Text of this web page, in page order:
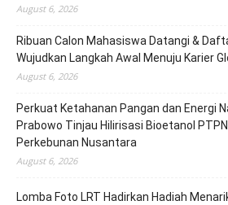
August 6, 2026
Ribuan Calon Mahasiswa Datangi &
Wujudkan Langkah Awal Menuju Karier
August 6, 2026
Perkuat Ketahanan Pangan dan Energi
Prabowo Tinjau Hilirisasi Bioetanol
Perkebunan Nusantara
August 6, 2026
Lomba Foto LRT Hadirkan Hadiah